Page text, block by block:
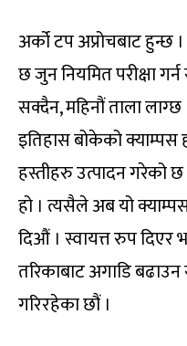
अर्को टप अप्रोचबाट हुन्छ
छ जुन नियमित परीक्षा
सक्दैन, महिनौं ताला
इतिहास बोकेको क्याम्पस
हस्तीहरु उत्पादन गरेको छ
हो । त्यसैले अब यो
दिऔं । स्वायत्त रुप
तरिकाबाट अगाडि
गरिरहेका छौं ।